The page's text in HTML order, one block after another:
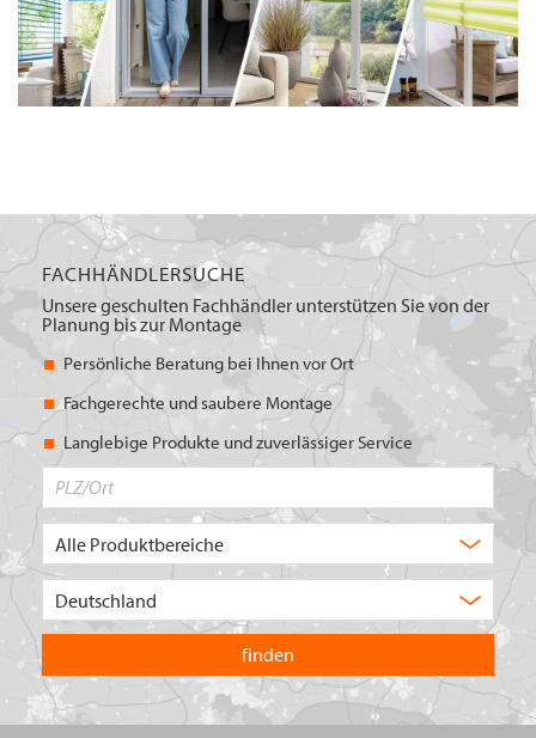
FACHHÄNDLERSUCHE
Unsere geschulten Fachhändler unterstützen Sie von der
Planung bis zur Montage
Persönliche Beratung bei Ihnen vor Ort
Fachgerechte und saubere Montage
Langlebige Produkte und zuverlässiger Service
in
welchem
Land
Sie
suchen